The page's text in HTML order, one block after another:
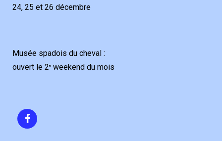
24, 25 et 26 décembre
Musée spadois du cheval :
ouvert le 2e weekend du mois